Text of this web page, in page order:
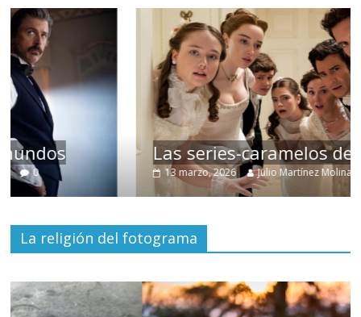
Las series-caramelos de Shondaland
13 marzo, 2026 Julio Martínez Molina 0
La religión del fotograma